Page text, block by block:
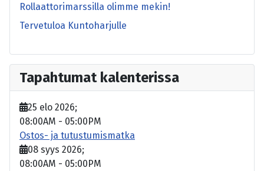
Rollaattorimarssilla olimme mekin!
Tervetuloa Kuntoharjulle
Tapahtumat kalenterissa
25 elo 2026;
08:00AM - 05:00PM
Ostos- ja tutustumismatka
08 syys 2026;
08:00AM - 05:00PM